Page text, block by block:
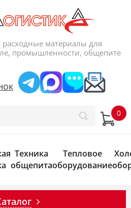
материалы для
промышленности, общепите
Техника
общепита
Тепловое
оборудование